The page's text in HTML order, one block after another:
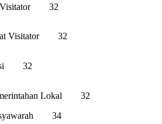
Visitator 32
Visitator 32
32
Lokal 32
34